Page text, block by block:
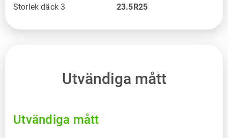
Storlek däck 3 23.5R25
Utvändiga mått
Utvändiga mått